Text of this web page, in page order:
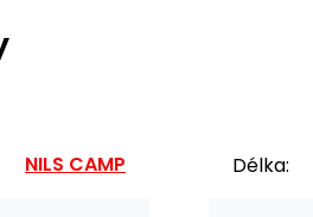
NILS CAMP Délka: